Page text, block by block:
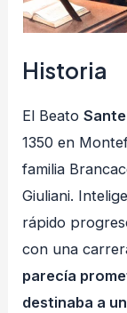
Historia
El Beato
1350 en
familia
Giuliani.
rápido
con una
parecía
destinaba a